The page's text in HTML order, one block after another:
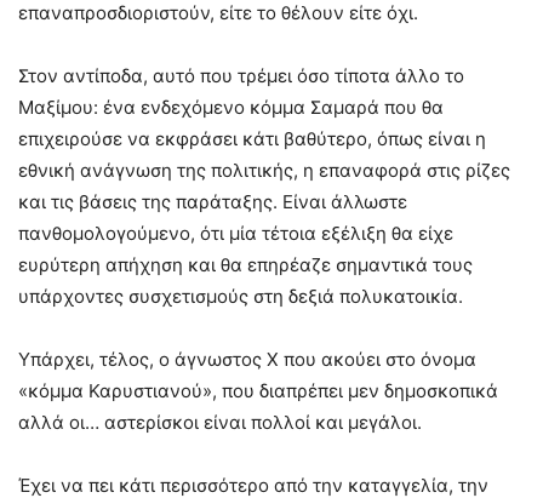
επαναπροσδιοριστούν, είτε το θέλουν είτε όχι.
Στον αντίποδα, αυτό που τρέμει όσο τίποτα άλλο το
Μαξίμου: ένα ενδεχόμενο κόμμα Σαμαρά που θα
επιχειρούσε να εκφράσει κάτι βαθύτερο, όπως είναι η
εθνική ανάγνωση της πολιτικής, η επαναφορά στις ρίζες
και τις βάσεις της παράταξης. Είναι άλλωστε
πανθομολογούμενο, ότι μία τέτοια εξέλιξη θα είχε
ευρύτερη απήχηση και θα επηρέαζε σημαντικά τους
υπάρχοντες συσχετισμούς στη δεξιά πολυκατοικία.
Υπάρχει, τέλος, ο άγνωστος Χ που ακούει στο όνομα
«κόμμα Καρυστιανού», που διαπρέπει μεν δημοσκοπικά
αλλά οι… αστερίσκοι είναι πολλοί και μεγάλοι.
Έχει να πει κάτι περισσότερο από την καταγγελία, την